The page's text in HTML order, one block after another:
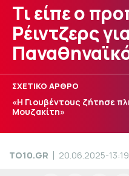
Τι είπε ο
Ρέιντζερς
ΣΧΕΤΙΚΟ ΑΡΘΡΟ
«Η Γιουβέντους ζήτησε
Μουζακίτη»
TO10.GR 20.06.2025-13:19